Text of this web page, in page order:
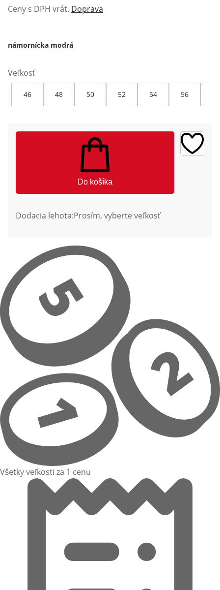
Ceny s DPH vrát. Doprava
námornícka modrá
Veľkosť
46 48 50 52 54 56
Do košíka
Dodacia lehota:Prosím, vyberte veľkosť
Všetky veľkosti za 1 cenu